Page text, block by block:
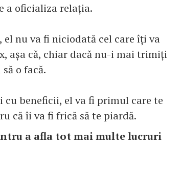
a oficializa relația.
el nu va fi niciodată cel care îți va
așa că, chiar dacă nu-i mai trimiți
o facă.
beneficii, el va fi primul care te
că îi va fi frică să te piardă.
a afla tot mai multe lucruri